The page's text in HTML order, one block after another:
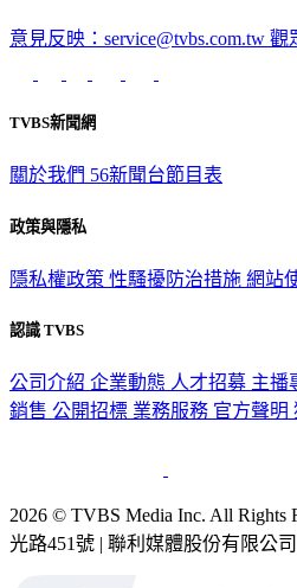
意見反映：service@tvbs.com.tw 觀
TVBS新聞網
關於我們 56新聞台節目表
政策與隱私
隱私權政策 性騷擾防治措施 網站
認識 TVBS
公司介紹 企業動態 人才招募 主播
銷售 公開招標 業務服務 官方聲明
2026 © TVBS Media Inc. All Rights
光路451號 | 聯利媒體股份有限公司